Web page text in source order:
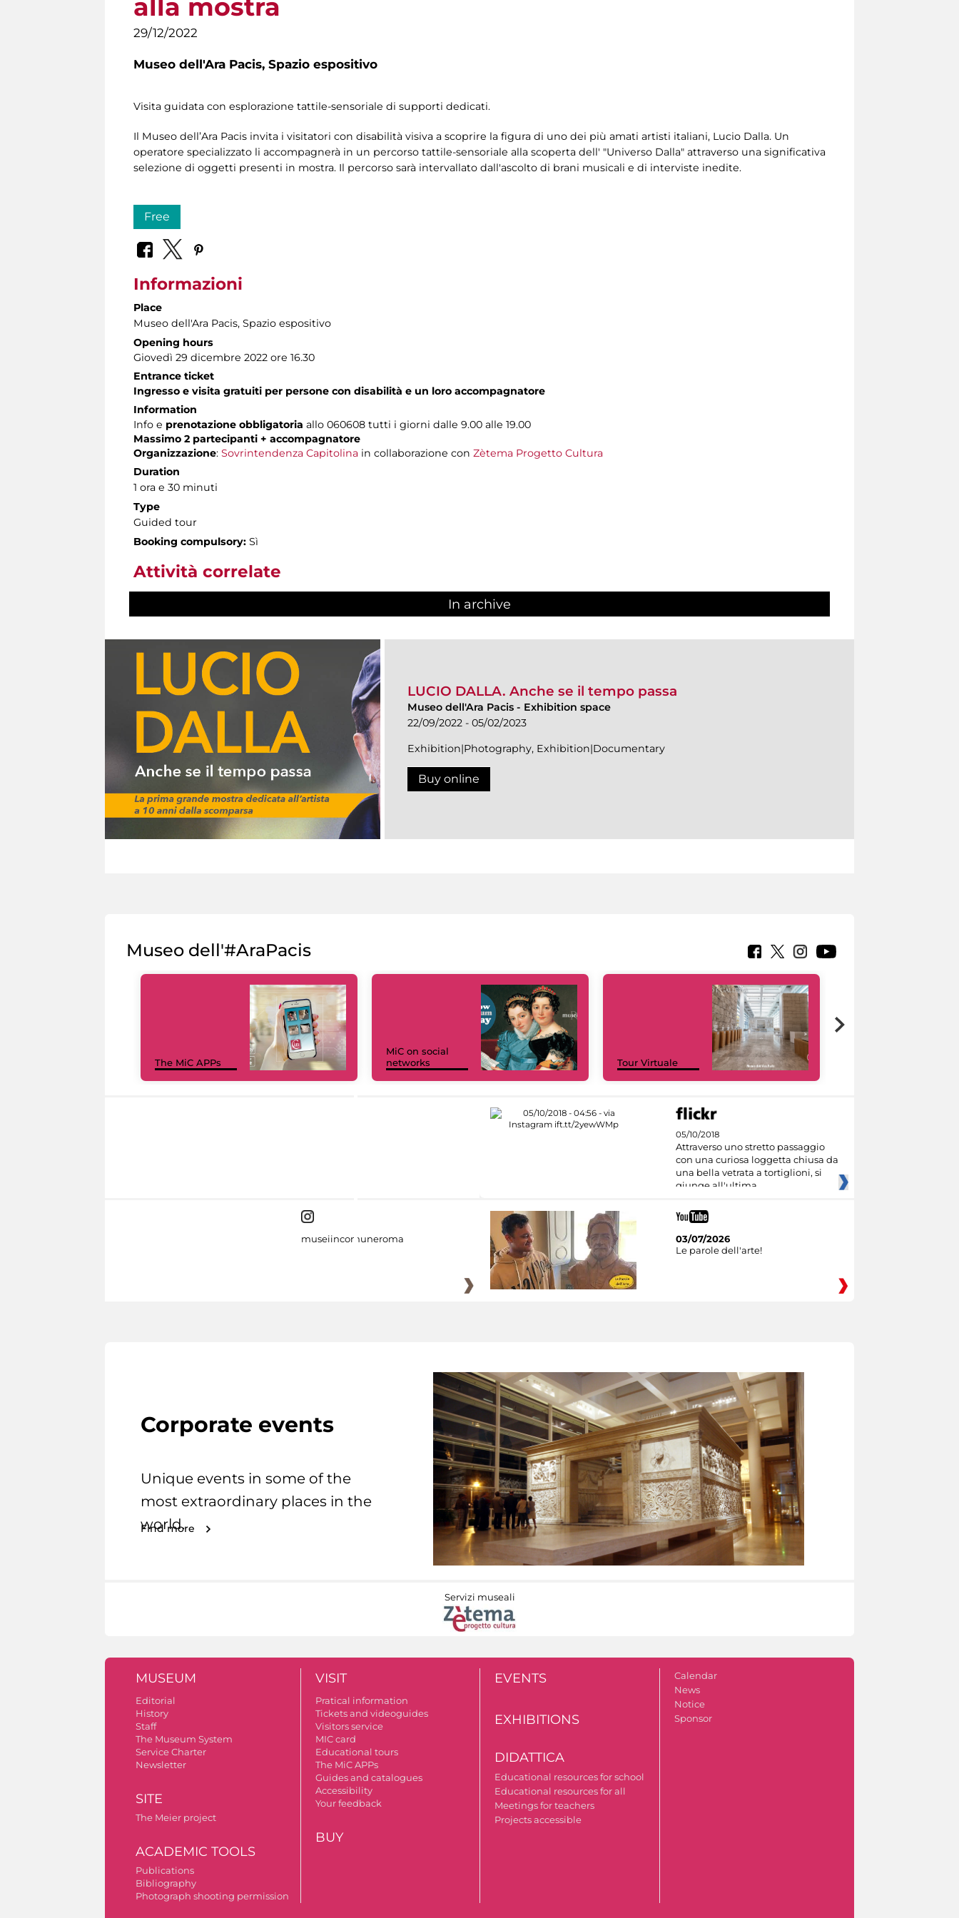
alla mostra
29/12/2022
Museo dell'Ara Pacis, Spazio espositivo
Visita guidata con esplorazione tattile-sensoriale di supporti dedicati.
Il Museo dell’Ara Pacis invita i visitatori con disabilità visiva a scoprire la figura di uno dei più amati artisti italiani, Lucio Dalla. Un
operatore specializzato li accompagnerà in un percorso tattile-sensoriale alla scoperta dell' "Universo Dalla" attraverso una significativa
selezione di oggetti presenti in mostra. Il percorso sarà intervallato dall'ascolto di brani musicali e di interviste inedite.
Free
Informazioni
Place
Museo dell'Ara Pacis, Spazio espositivo
Opening hours
Giovedì 29 dicembre 2022 ore 16.30
Entrance ticket
Ingresso e visita gratuiti per persone con disabilità e un loro accompagnatore
Information
Info e prenotazione obbligatoria allo 060608 tutti i giorni dalle 9.00 alle 19.00
Massimo 2 partecipanti + accompagnatore
Organizzazione: Sovrintendenza Capitolina in collaborazione con Zètema Progetto Cultura
Duration
1 ora e 30 minuti
Type
Guided tour
Booking compulsory: Sì
Attività correlate
In archive
LUCIO DALLA. Anche se il tempo passa
Museo dell'Ara Pacis - Exhibition space
22/09/2022 - 05/02/2023
Exhibition|Photography, Exhibition|Documentary
Buy online
Museo dell'#AraPacis
The MiC APPs
MiC on social
networks
Tour Virtuale
05/10/2018
Attraverso uno stretto passaggio
con una curiosa loggetta chiusa da
una bella vetrata a tortiglioni, si
giunge all'ultima
museiincomuneroma
03/07/2026
Le parole dell'arte!
Corporate events
Unique events in some of the
most extraordinary places in the
world.
Find more
Servizi museali
MUSEUM
Editorial
History
Staff
The Museum System
Service Charter
Newsletter
SITE
The Meier project
ACADEMIC TOOLS
Publications
Bibliography
Photograph shooting permission
VISIT
Pratical information
Tickets and videoguides
Visitors service
MIC card
Educational tours
The MiC APPs
Guides and catalogues
Accessibility
Your feedback
BUY
EVENTS
EXHIBITIONS
DIDATTICA
Educational resources for school
Educational resources for all
Meetings for teachers
Projects accessible
Calendar
News
Notice
Sponsor